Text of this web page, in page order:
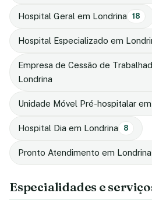
Hospital Geral em Londrina 18
Hospital Especializado em
Empresa de Cessão de
Londrina
Unidade Móvel Pré-hospitalar
Hospital Dia em Londrina 8
Pronto Atendimento em Londrina
Especialidades e